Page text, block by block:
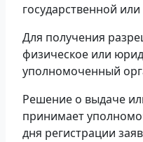
государственной
Для получения
физическое или
уполномоченный
Решение о выдаче
принимает
дня регистрации